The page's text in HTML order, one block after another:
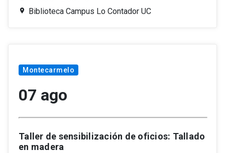
Biblioteca Campus Lo Contador UC
Montecarmelo
07 ago
Taller de sensibilización de oficios: Tallado
en madera